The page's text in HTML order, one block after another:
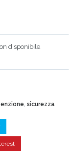
disponibile.
, sicurezza